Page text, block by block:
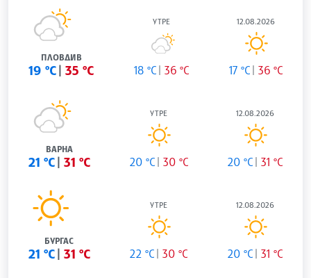
ПЛОВДИВ
19 °C 35 °C
УТРЕ
18 °C 36 °C
12.08.2026
17 °C 36 °C
ВАРНА
21 °C 31 °C
УТРЕ
20 °C 30 °C
12.08.2026
20 °C 31 °C
БУРГАС
21 °C 31 °C
УТРЕ
22 °C 30 °C
12.08.2026
20 °C 31 °C